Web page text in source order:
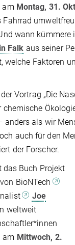
am Montag, 31.
wann
Falk aus seiner
Faktoren
Vortrag „Die
anders als wir
auch für den
der Forscher.
das Buch Projekt
BioNTech
Joe
weltweit
am Mittwoch, 2.